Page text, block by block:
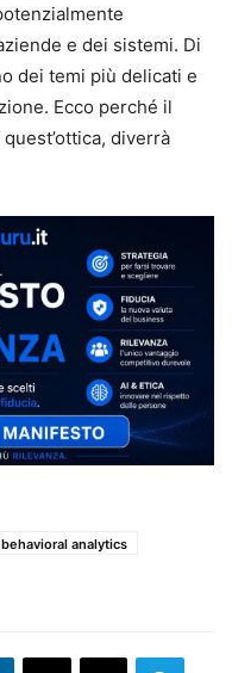
e dei sistemi. Di
dei temi più delicati e
Ecco perché il
diverrà
analytics